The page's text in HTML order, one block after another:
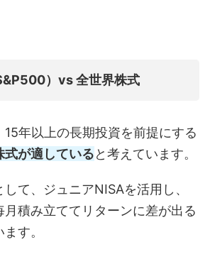
）vs 全世界株式
年以上の長期投資を前提にする
式が適していると考えています。
て、ジュニアNISAを活用し、
月積み立ててリターンに差が出る
す。